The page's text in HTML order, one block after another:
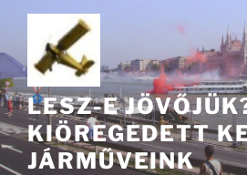
Tartalomhoz
LESZ-E
KIÖREGEDETT
JÁRMŰVEINK